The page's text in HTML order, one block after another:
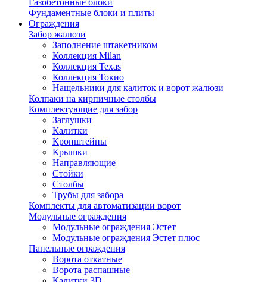
Газобетонные блоки
Фундаментные блоки и плиты
Ограждения
Забор жалюзи
Заполнение штакетником
Коллекция Milan
Коллекция Texas
Коллекция Токио
Нащельники для калиток и ворот жалюзи
Колпаки на кирпичные столбы
Комплектующие для забор
Заглушки
Калитки
Кронштейны
Крышки
Направляющие
Стойки
Столбы
Трубы для забора
Комплекты для автоматизации ворот
Модульные ограждения
Модульные ограждения Эстет
Модульные ограждения Эстет плюс
Панельные ограждения
Ворота откатные
Ворота распашные